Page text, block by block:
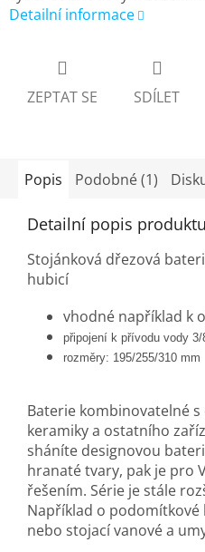
Detailní informace
ZEPTAT SE SDÍLET
Popis Podobné (1)
Detailní popis produktu
Stojánková dřezová
hubicí
vhodné například k
připojení k přívodu vody 3/
rozměry: 195/255/310 mm
Baterie kombinovatelné
keramiky a ostatního
sháníte designovou
hranaté tvary, pak je pro
řešením. Série je stále
Například o
nebo stojací vanové a